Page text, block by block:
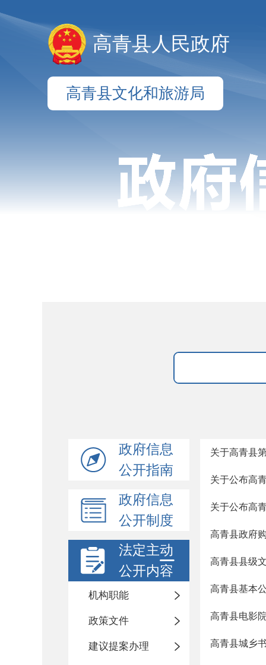
高青县人民政府
高青县文化和旅游局
政府信息
公开指南
政府信息
公开制度
法定主动
公开内容
机构职能
政策文件
建议提案办理
关于高青县
关于公布高
关于公布高
高青县政府
高青县县级
高青县基本
高青县电影
高青县城乡